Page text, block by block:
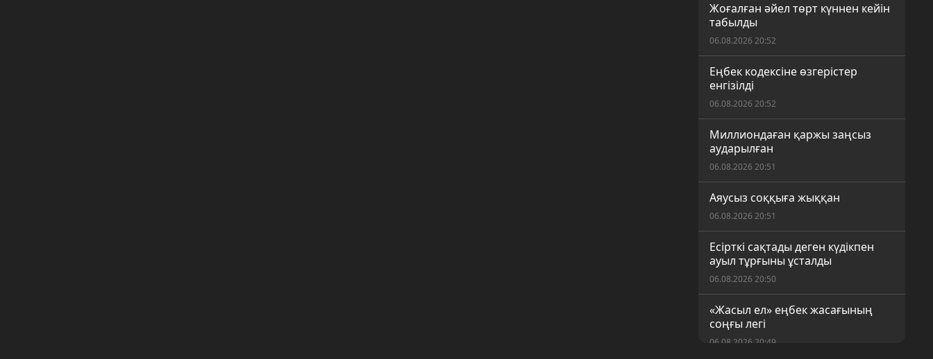
Жоғалған әйел төрт күннен кейін
табылды
06.08.2026 20:52
Еңбек кодексіне өзгерістер
енгізілді
06.08.2026 20:52
Миллиондаған қаржы заңсыз
аударылған
06.08.2026 20:51
Аяусыз соққыға жыққан
06.08.2026 20:51
Есірткі сақтады деген күдікпен
ауыл тұрғыны ұсталды
06.08.2026 20:50
«Жасыл ел» еңбек жасағының
соңғы легі
06.08.2026 20:49